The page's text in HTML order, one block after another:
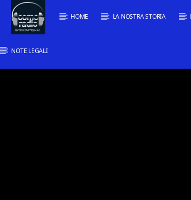
HOME LA NOSTRA STORIA
NOTE LEGALI